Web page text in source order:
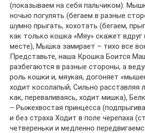
(показываем на себя пальчиком).
ночью погулять (бегаем в разные
шумно прыгать, хохотать (бегаем,
как только кошка «Мяу» скажет
месте), Мышка замирает – тихо все
Представьте, наша Крошка Боится
разбегаются в разные стороны, а
роль кошки и, мяукая, догоняет
ходит косолапый, Сильно расставляя
как, переваливаясь, ходит мишка),
– Рыжехвостая принцесса
и без страха Ходит в поле черепаха
четвереньки и медленно